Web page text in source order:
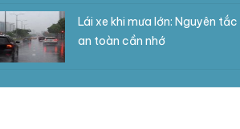
Lái xe khi mưa lớn: Nguyên tắc
an toàn cần nhớ